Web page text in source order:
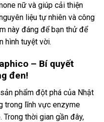
nữ và giúp cải thiện
liệu tự nhiên và công
này đáng để bạn thử để
hình tuyệt vời.
– Bí quyết
đen!
phẩm đột phá của Nhật
trong lĩnh vực enzyme
thời gian gần đây,